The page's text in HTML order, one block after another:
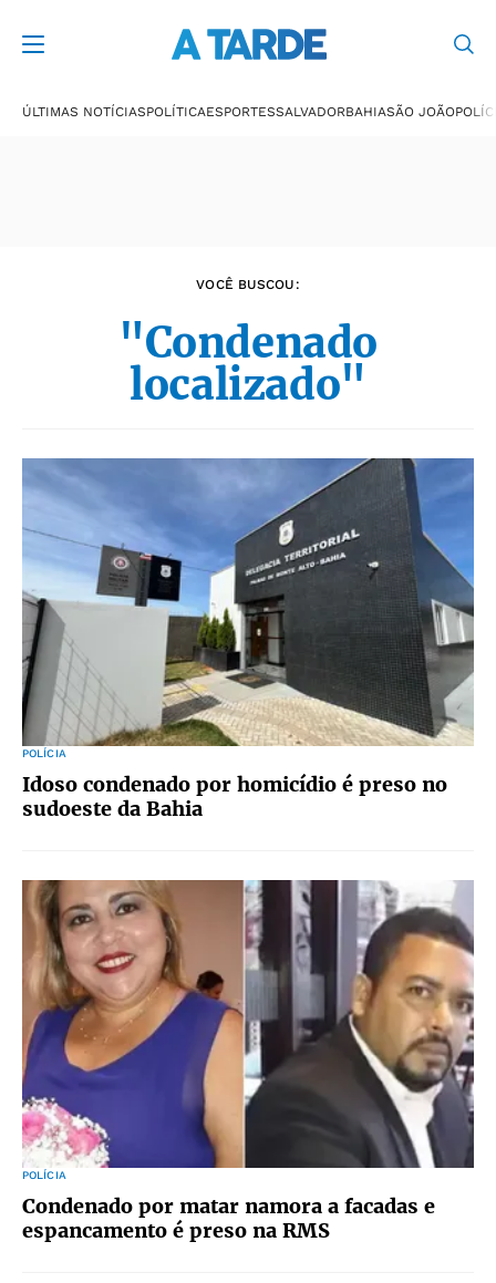
ÚLTIMAS NOTÍCIASPOLÍTICAESPORTESSALVADORBAHIASÃO JOÃO
VOCÊ BUSCOU:
"Condenado
localizado"
POLÍCIA
Idoso condenado por homicídio é preso no
sudoeste da Bahia
POLÍCIA
Condenado por matar namora a facadas e
espancamento é preso na RMS